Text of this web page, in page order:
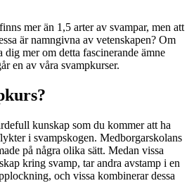
mer än 1,5 arter av svampar, men att
är namngivna av vetenskapen? Om
dig mer om detta fascinerande ämne
en av våra svampkurser.
kunskap som du kommer att ha
i svampskogen. Medborgarskolans
på några olika sätt. Medan vissa
kring svamp, tar andra avstamp i en
och vissa kombinerar dessa